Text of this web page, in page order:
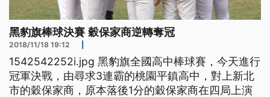
黑豹旗棒球決賽 穀保家商逆轉奪冠
2018/11/18 19:12
1542542252i.jpg 黑豹旗全國高中棒球賽，今天進行
冠軍決戰，由尋求3連霸的桃園平鎮高中，對上新北
市的穀保家商，原本落後1分的穀保家商在四局上演